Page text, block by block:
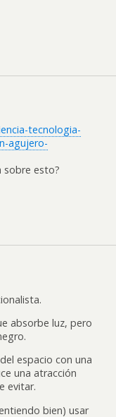
tecnologia-
agujero-
sobre esto?
absorbe luz, pero
espacio con una
una atracción
evitar.
bien) usar